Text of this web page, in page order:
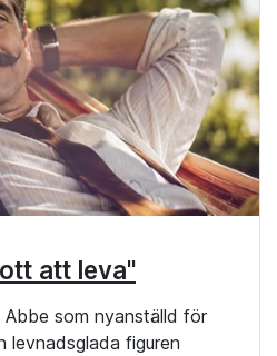
att leva"
som nyanställd för
levnadsglada figuren